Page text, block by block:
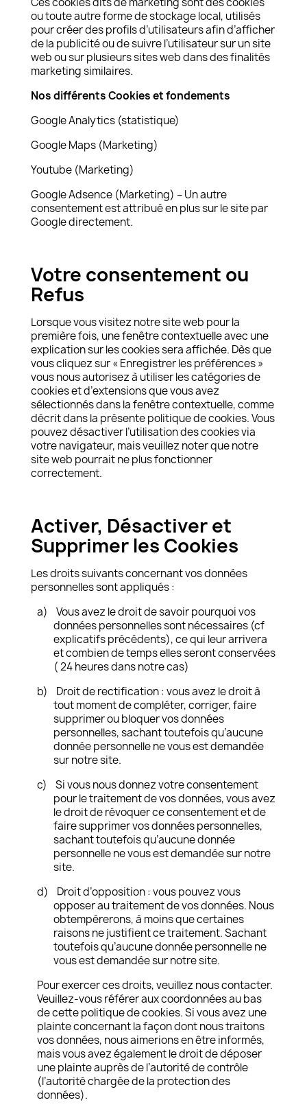
ou toute autre forme de stockage local, utilisés
pour créer des profils d’utilisateurs afin d’afficher
de la publicité ou de suivre l’utilisateur sur un site
web ou sur plusieurs sites web dans des finalités
marketing similaires.
Nos différents Cookies et fondements
Google Analytics (statistique)
Google Maps (Marketing)
Youtube (Marketing)
Google Adsence (Marketing) – Un autre
consentement est attribué en plus sur le site par
Google directement.
Votre consentement ou
Refus
Lorsque vous visitez notre site web pour la
première fois, une fenêtre contextuelle avec une
explication sur les cookies sera affichée. Dès que
vous cliquez sur « Enregistrer les préférences »
vous nous autorisez à utiliser les catégories de
cookies et d’extensions que vous avez
sélectionnés dans la fenêtre contextuelle, comme
décrit dans la présente politique de cookies. Vous
pouvez désactiver l’utilisation des cookies via
votre navigateur, mais veuillez noter que notre
site web pourrait ne plus fonctionner
correctement.
Activer, Désactiver et
Supprimer les Cookies
Les droits suivants concernant vos données
personnelles sont appliqués :
a)
Vous avez le droit de savoir pourquoi vos
données personnelles sont nécessaires (cf
explicatifs précédents), ce qui leur arrivera
et combien de temps elles seront conservées
( 24 heures dans notre cas)
b)
Droit de rectification : vous avez le droit à
tout moment de compléter, corriger, faire
supprimer ou bloquer vos données
personnelles, sachant toutefois qu’aucune
donnée personnelle ne vous est demandée
sur notre site.
c)
Si vous nous donnez votre consentement
pour le traitement de vos données, vous avez
le droit de révoquer ce consentement et de
faire supprimer vos données personnelles,
sachant toutefois qu’aucune donnée
personnelle ne vous est demandée sur notre
site.
d)
Droit d’opposition : vous pouvez vous
opposer au traitement de vos données. Nous
obtempérerons, à moins que certaines
raisons ne justifient ce traitement. Sachant
toutefois qu’aucune donnée personnelle ne
vous est demandée sur notre site.
Pour exercer ces droits, veuillez nous contacter.
Veuillez-vous référer aux coordonnées au bas
de cette politique de cookies. Si vous avez une
plainte concernant la façon dont nous traitons
vos données, nous aimerions en être informés,
mais vous avez également le droit de déposer
une plainte auprès de l’autorité de contrôle
(l’autorité chargée de la protection des
données).